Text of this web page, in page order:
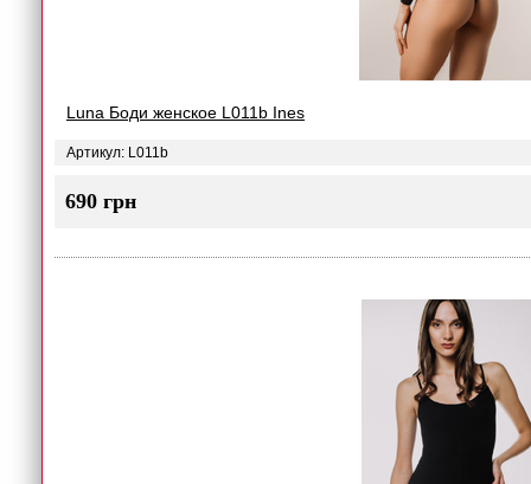
Luna Боди женское L011b Ines
Артикул: L011b
690 грн